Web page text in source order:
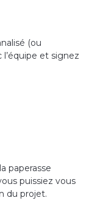
(ou
et signez
paperasse
puissiez vous
du projet.